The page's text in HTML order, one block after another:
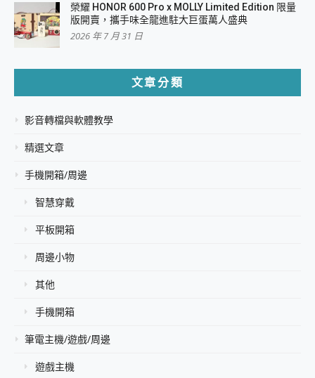
榮耀 HONOR 600 Pro x MOLLY Limited Edition 限量
版開賣，攜手味全龍進駐大巨蛋萬人盛典
2026 年 7 月 31 日
文章分類
影音轉檔與軟體教學
精選文章
手機開箱/周邊
智慧穿戴
平板開箱
周邊小物
其他
手機開箱
筆電主機/遊戲/周邊
遊戲主機